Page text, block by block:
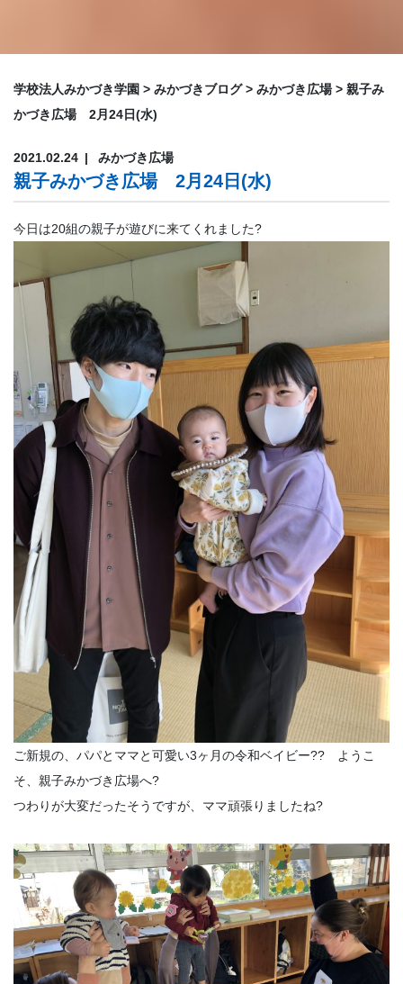
学校法人みかづき学園 > みかづきブログ> みかづき広場> 親子み
かづき広場 2月24日(水)
2021.02.24 みかづき広場
親子みかづき広場 2月24日(水)
今日は20組の親子が遊びに来てくれました?
ご新規の、パパとママと可愛い3ヶ月の令和ベイビー?? ようこ
そ、親子みかづき広場へ?
つわりが大変だったそうですが、ママ頑張りましたね?